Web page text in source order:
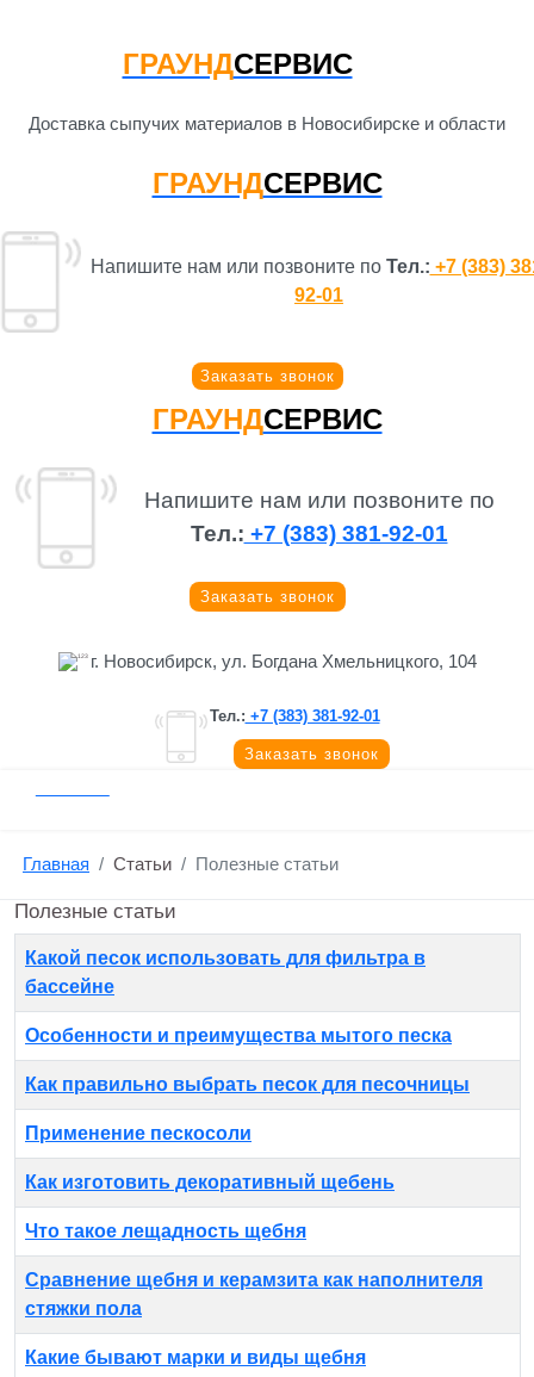
ГРАУНДСЕРВИС
Доставка сыпучих материалов в Новосибирске и области
ГРАУНДСЕРВИС
Напишите нам или позвоните по Тел.: +7 (383)
92-01
Заказать звонок
ГРАУНДСЕРВИС
Напишите нам или позвоните по
Тел.: +7 (383) 381-92-01
Заказать звонок
г. Новосибирск, ул. Богдана Хмельницкого, 104
Тел.: +7 (383) 381-92-01
Заказать звонок
Главная Статьи Полезные статьи
Полезные статьи
Материалы
Заголовок
Какой песок использовать для фильтра в
бассейне
Особенности и преимущества мытого песка
Как правильно выбрать песок для песочницы
Применение пескосоли
Как изготовить декоративный щебень
Что такое лещадность щебня
Сравнение щебня и керамзита как наполнителя
стяжки пола
Какие бывают марки и виды щебня